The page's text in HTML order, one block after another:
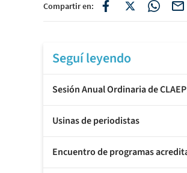
Compartir en:
Seguí leyendo
Sesión Anual Ordinaria de
Usinas de periodistas
Encuentro de programas